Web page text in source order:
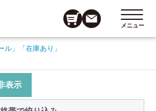
メニュー
ル」
「在庫あり」
表示